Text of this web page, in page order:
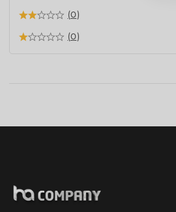
(0)
(0)